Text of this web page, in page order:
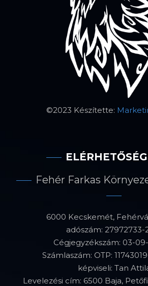
©2023 Készítette:
Fehér Farkas
6000 Kecskemét,
adószám: 27972733-
Cégjegyzékszám: 03-
Számlaszám: OTP:
képviseli: Tan
Levelezési cím: 6500 Baja,